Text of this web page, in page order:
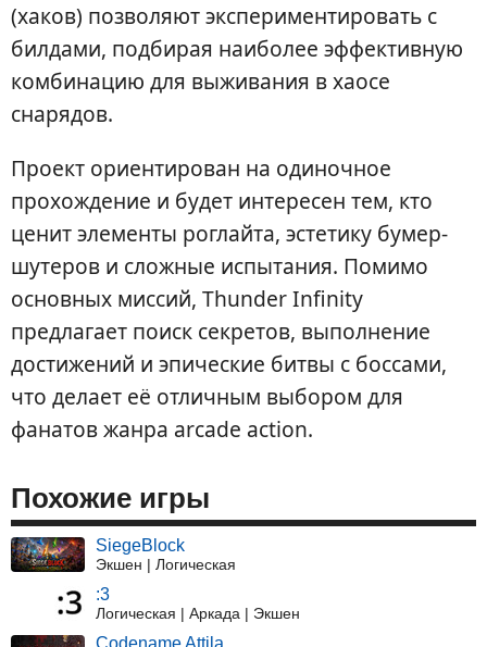
(хаков) позволяют экспериментировать с
билдами, подбирая наиболее эффективную
комбинацию для выживания в хаосе
снарядов.
Проект ориентирован на одиночное
прохождение и будет интересен тем, кто
ценит элементы роглайта, эстетику бумер-
шутеров и сложные испытания. Помимо
основных миссий, Thunder Infinity
предлагает поиск секретов, выполнение
достижений и эпические битвы с боссами,
что делает её отличным выбором для
фанатов жанра arcade action.
Похожие игры
SiegeBlock
Экшен | Логическая
:3
Логическая | Аркада | Экшен
Codename Attila